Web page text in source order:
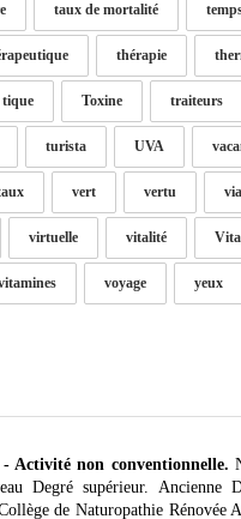
taux de mortalité
thérapie
tique Toxine traiteurs
turista UVA
vert vertu
virtuelle vitalité
voyage yeux
Activité non conventionnelle.
Degré supérieur. Ancienne
de Naturopathie Rénovée